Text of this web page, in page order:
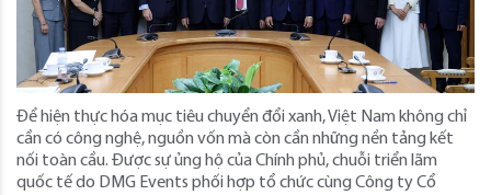
Để hiện thực hóa mục tiêu chuyển đổi xanh, Việt Nam không chỉ
cần có công nghệ, nguồn vốn mà còn cần những nền tảng kết
nối toàn cầu. Được sự ủng hộ của Chính phủ, chuỗi triển lãm
quốc tế do DMG Events phối hợp tổ chức cùng Công ty Cổ